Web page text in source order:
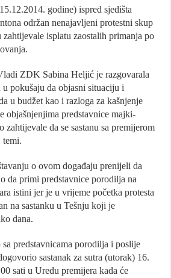
godine) ispred sjedišta
održan nenajavljeni protestni skup
isplatu zaostalih primanja po
ZDK Sabina Heljić je razgovarala
u pokušaju da objasni situaciju i
u budžet kao i razloga za kašnjenje
objašnjenjima predstavnice majki-
da se sastanu sa premijerom
temi.
o ovom događaju prenijeli da
da primi predstavnice porodilja na
istini jer je u vrijeme početka protesta
na sastanku u Tešnju koji je
dana.
predstavnicama porodilja i poslije
sastanak za sutra (utorak) 16.
sati u Uredu premijera kada će